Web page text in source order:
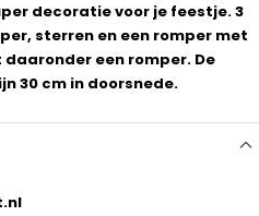
decoratie voor je feestje. 3
sterren en een romper met
daaronder een romper. De
30 cm in doorsnede.